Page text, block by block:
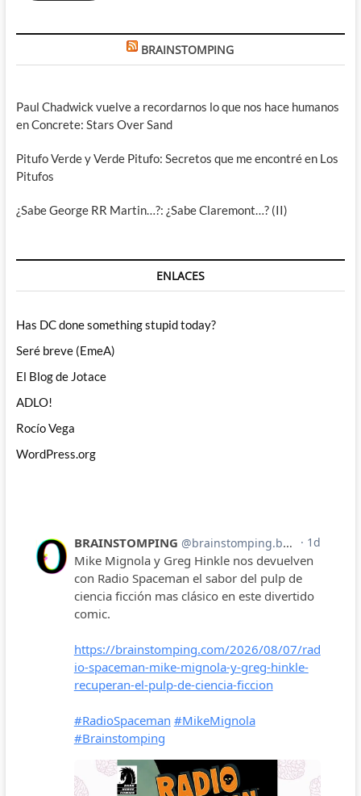
BRAINSTOMPING
Paul Chadwick vuelve a recordarnos lo que nos hace humanos
en Concrete: Stars Over Sand
Pitufo Verde y Verde Pitufo: Secretos que me encontré en Los
Pitufos
¿Sabe George RR Martin…?: ¿Sabe Claremont…? (II)
ENLACES
Has DC done something stupid today?
Seré breve (EmeA)
El Blog de Jotace
ADLO!
Rocío Vega
WordPress.org